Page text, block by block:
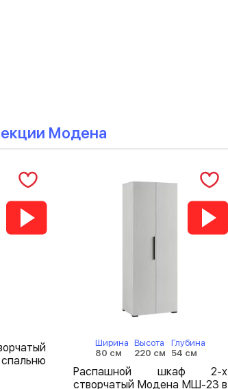
Модена
Ширина
80 см
Высота
220 см
Глубина
54 см
Распашной шкаф 2-х
створчатый Модена МШ-23 в